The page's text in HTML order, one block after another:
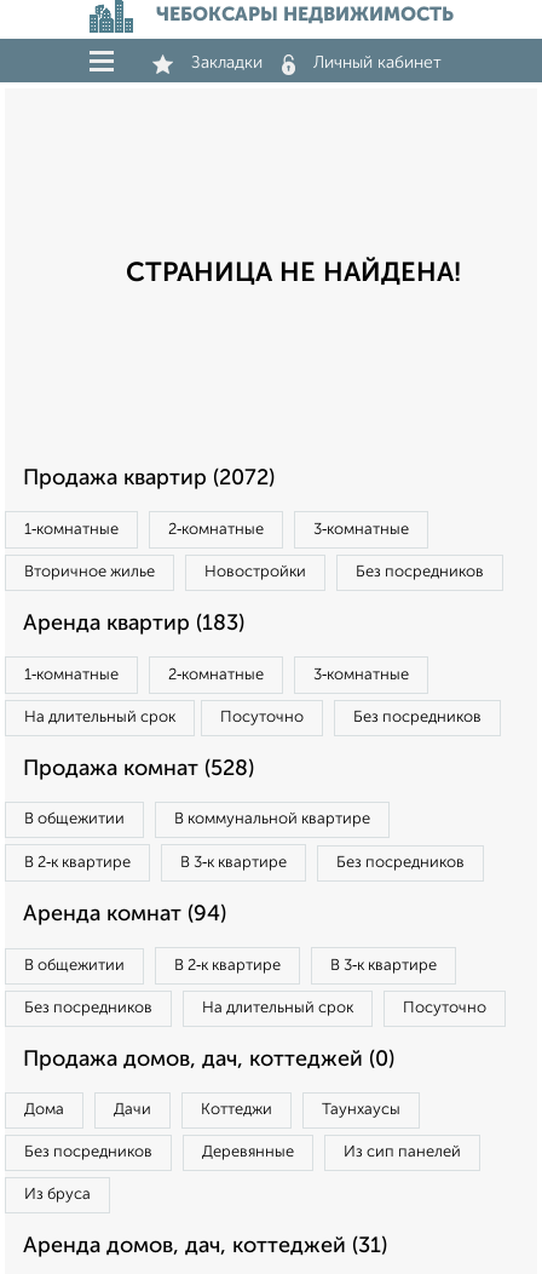
ЧЕБОКСАРЫ НЕДВИЖИМОСТЬ
Закладки Личный кабинет
СТРАНИЦА НЕ НАЙДЕНА!
Продажа квартир (2072)
1‑комнатные 2‑комнатные 3‑комнатные
Вторичное жилье Новостройки Без посредников
Аренда квартир (183)
1‑комнатные 2‑комнатные 3‑комнатные
На длительный срок Посуточно Без посредников
Продажа комнат (528)
В общежитии В коммунальной квартире
В 2‑к квартире В 3‑к квартире Без посредников
Аренда комнат (94)
В общежитии В 2‑к квартире В 3‑к квартире
Без посредников На длительный срок Посуточно
Продажа домов, дач, коттеджей (0)
Дома Дачи Коттеджи Таунхаусы
Без посредников Деревянные Из сип панелей
Из бруса
Аренда домов, дач, коттеджей (31)